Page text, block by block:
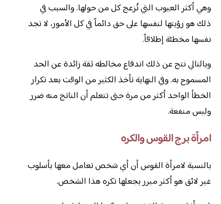
وهي أكثر العيوب التي تُزعج كل من حولها. والسبب في
ذلك هو رؤيتها لنفسها على حق دائماً في كل الأمور، لا تجد
نفسها مخطئة إطلاقاً.
وبالتالي نتج عن ذلك اندفاع مخالطه ثقة زائدة عن الحد
المسموح به. وفي النهاية تأخذ الكثير من الوقت بعد تكرار
الخطأ الواحد أكثر من مرة حتى تتعلم أن الناتج منه ضرر
وليس منفعة.
امرأة برج القوس والكره
بالنسبة لامرأة القوس أن أي شخص تعامل معها بأسلوب
غير لائق هو أكثر مبرر يجعلها تكره هذا الشخص.